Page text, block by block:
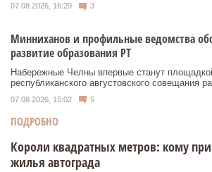
07.08.2026, 16:29 3
Минниханов и профильные ведомства
развитие образования РТ
Набережные Челны впервые станут
республиканского августовского совещания
07.08.2026, 15:02 5
ПОДРОБНО
Короли квадратных метров: кому
жилья автограда